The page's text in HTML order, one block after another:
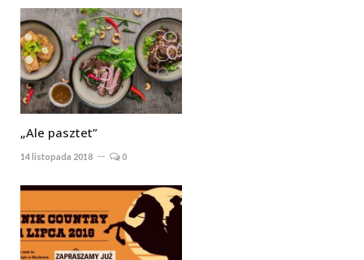
„Ale pasztet”
14 listopada 2018 0